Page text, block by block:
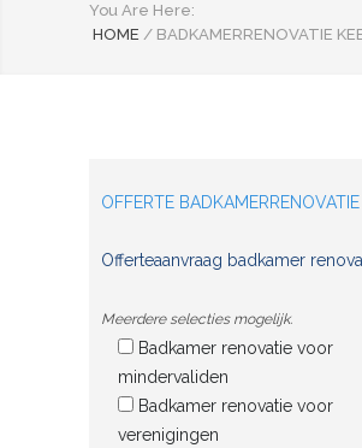
You Are Here:
HOME / BADKAMERRENOVATIE
OFFERTE BADKAMERRENOVATIE
Offerteaanvraag badkamer
Meerdere selecties mogelijk.
Badkamer renovatie voor
mindervaliden
Badkamer renovatie voor
verenigingen